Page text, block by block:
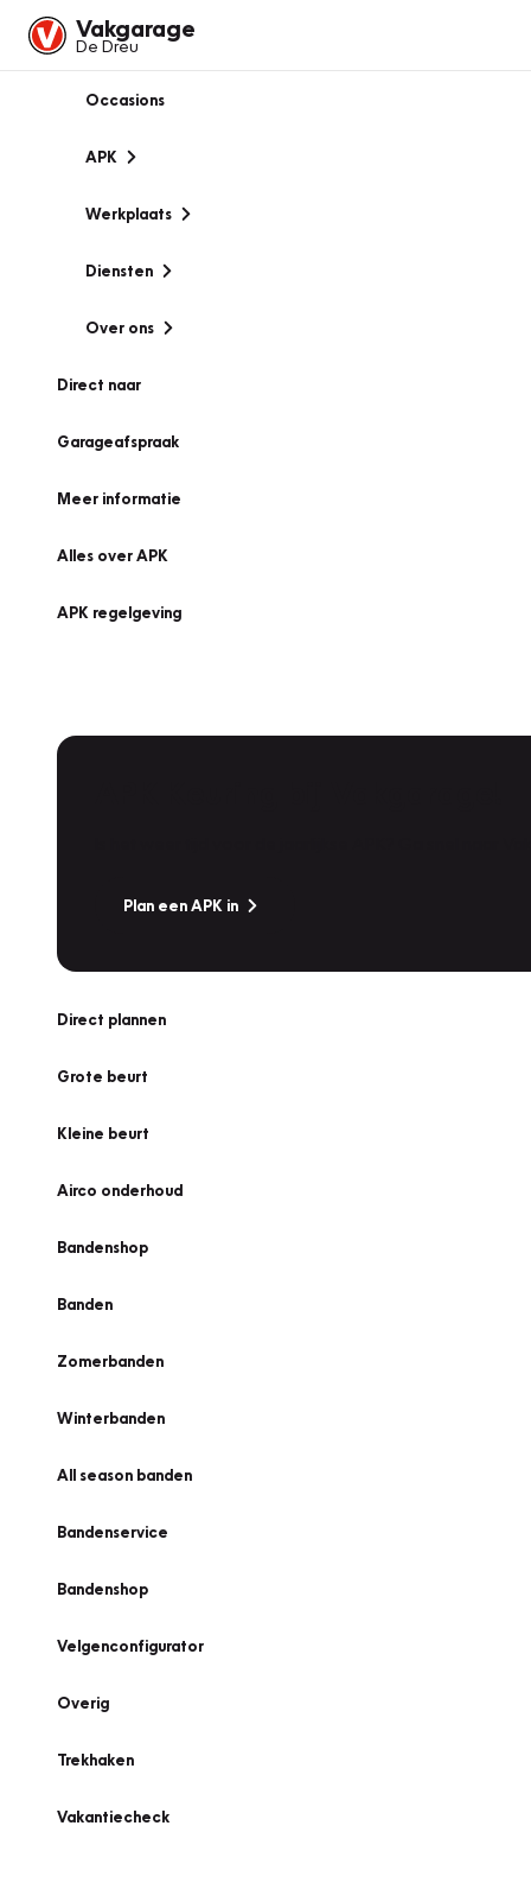
Vakgarage
De Dreu
Occasions
APK
Werkplaats
Diensten
Over ons
Direct naar
Garageafspraak
Meer informatie
Alles over APK
APK regelgeving
Plan een APK in
Direct plannen
Grote beurt
Kleine beurt
Airco onderhoud
Bandenshop
Banden
Zomerbanden
Winterbanden
All season banden
Bandenservice
Bandenshop
Velgenconfigurator
Overig
Trekhaken
Vakantiecheck